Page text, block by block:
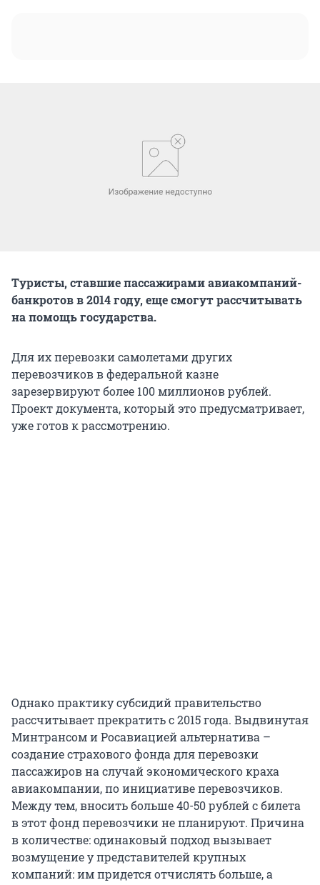
Туристы, ставшие пассажирами авиакомпаний-
банкротов в 2014 году, еще смогут рассчитывать
на помощь государства.
Для их перевозки самолетами других
перевозчиков в федеральной казне
зарезервируют более 100 миллионов рублей.
Проект документа, который это предусматривает,
уже готов к рассмотрению.
Однако практику субсидий правительство
рассчитывает прекратить с 2015 года. Выдвинутая
Минтрансом и Росавиацией альтернатива –
создание страхового фонда для перевозки
пассажиров на случай экономического краха
авиакомпании, по инициативе перевозчиков.
Между тем, вносить больше 40-50 рублей с билета
в этот фонд перевозчики не планируют. Причина
в количестве: одинаковый подход вызывает
возмущение у представителей крупных
компаний: им придется отчислять больше, а